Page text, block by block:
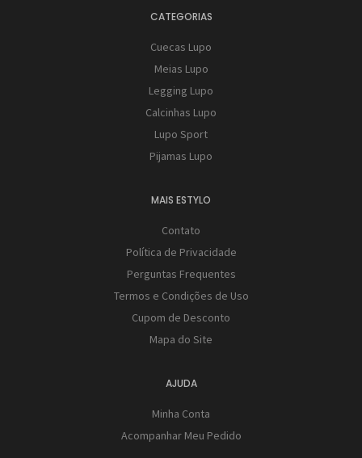
CATEGORIAS
Cuecas Lupo
Meias Lupo
Legging Lupo
Calcinhas Lupo
Lupo Sport
Pijamas Lupo
MAIS ESTYLO
Contato
Política de Privacidade
Perguntas Frequentes
Termos e Condições de Uso
Cupom de Desconto
Mapa do Site
AJUDA
Minha Conta
Acompanhar Meu Pedido